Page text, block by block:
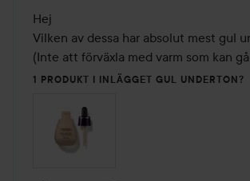
Hej
Vilken av dessa har absolut mest gul
(Inte att förväxla med varm som kan
1 PRODUKT I INLÄGGET GUL UNDERTON?